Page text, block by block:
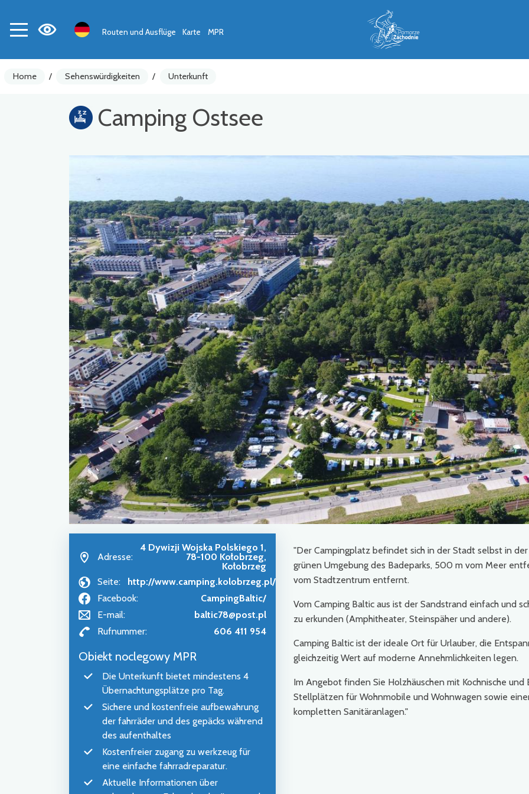
Routen und Ausflüge Karte MPR
Home / Sehenswürdigkeiten / Unterkunft
Camping Ostsee
Adresse:
4 Dywizji Wojska Polskiego 1,
78-100 Kołobrzeg,
Kołobrzeg
Seite:
http://www.camping.kolobrzeg.pl/
Facebook:
CampingBaltic/
E-mail:
baltic78@post.pl
Rufnummer:
606 411 954
Obiekt noclegowy MPR
Die Unterkunft bietet mindestens 4
Übernachtungsplätze pro Tag.
Sichere und kostenfreie aufbewahrung
der fahrräder und des gepäcks während
des aufenthaltes
Kostenfreier zugang zu werkzeug für
eine einfache fahrradreparatur.
Aktuelle Informationen über
"Der Campingplatz befindet sich in der Stadt selbst in
grünen Umgebung des Badeparks, 500 m vom Meer
vom Stadtzentrum entfernt.
Vom Camping Baltic aus ist der Sandstrand einfach und
zu erkunden (Amphitheater, Steinspäher und andere).
Camping Baltic ist der ideale Ort für Urlauber, die
gleichzeitig Wert auf moderne Annehmlichkeiten legen.
Im Angebot finden Sie Holzhäuschen mit Kochnische
Stellplätzen für Wohnmobile und Wohnwagen sowie
kompletten Sanitäranlagen."